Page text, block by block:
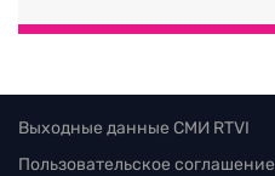
Выходные данные СМИ RTVI
Пользовательское соглашение